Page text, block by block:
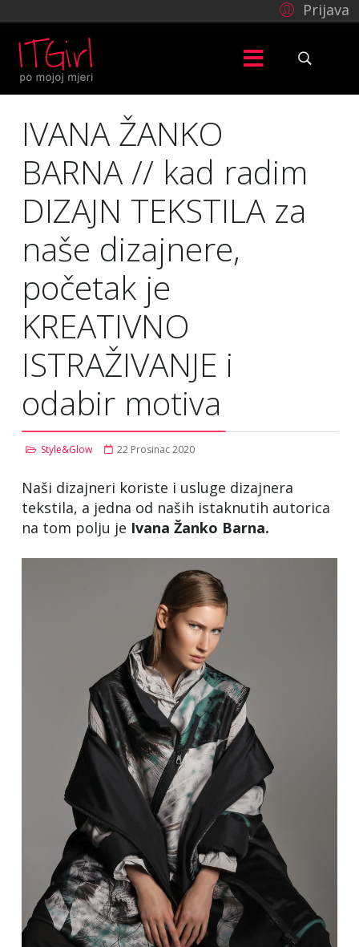
Prijava
IVANA ŽANKO
BARNA // kad radim
DIZAJN TEKSTILA za
naše dizajnere,
početak je
KREATIVNO
ISTRAŽIVANJE i
odabir motiva
Style&Glow 22 Prosinac 2020
Naši dizajneri koriste i usluge dizajnera
tekstila, a jedna od naših istaknutih autorica
na tom polju je Ivana Žanko Barna.